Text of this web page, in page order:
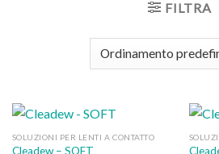
FILTRA
SOLUZIONI PER LENTI A CONTATTO
Cleadew – SOFT